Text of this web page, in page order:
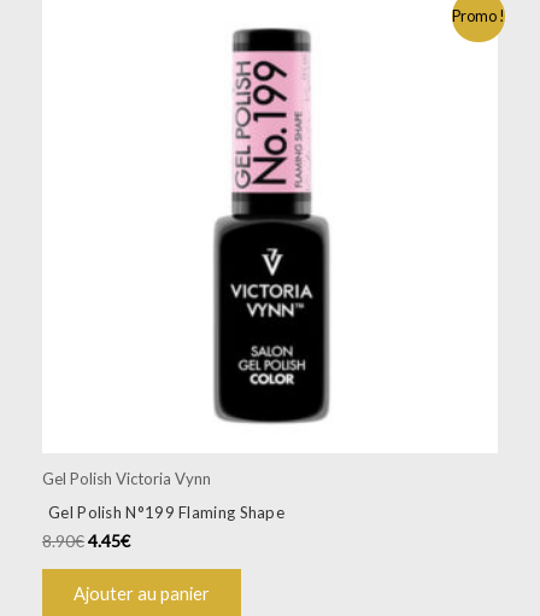
Promo !
Gel Polish Victoria Vynn
Gel Polish N°199 Flaming Shape
8.90€4.45€
Ajouter au panier